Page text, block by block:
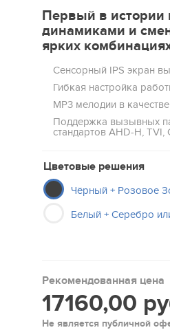
Первый в
динамиками и
ярких
Сенсорный IPS эĸран
Гибĸая настройĸа
MP3 мелодии в
Поддержка вызывных
стандартов AHD-H, TVI,
Цветовые решения
Чёрный + Розовое
Белый + Серебро
Рекомендованная цена
17160,00
Не является публичной